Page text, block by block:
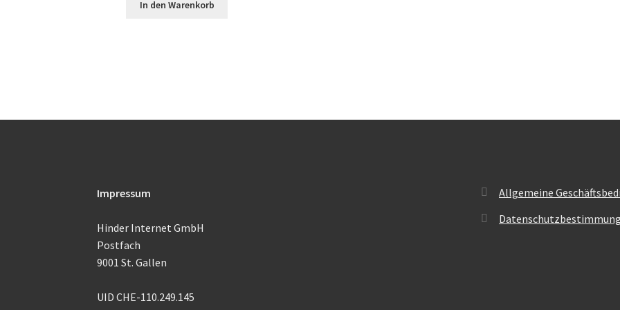
In den Warenkorb
Impressum
Hinder Internet GmbH
Postfach
9001 St. Gallen
UID CHE-110.249.145
Allgemeine